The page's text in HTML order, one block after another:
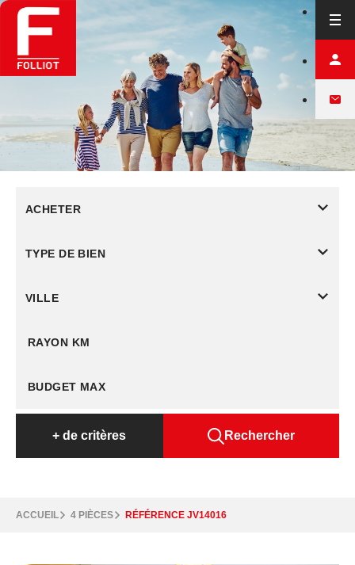
ACHETER
TYPE DE BIEN
VILLE
RAYON KM
+ de critères Rechercher
ACCUEIL 4 PIÈCES RÉFÉRENCE JV14016